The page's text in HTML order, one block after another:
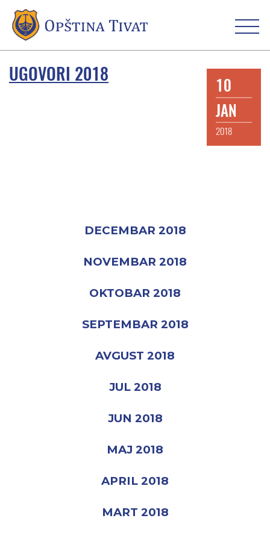
UGOVORI 2018
10
JAN
2018
DECEMBAR 2018
NOVEMBAR 2018
OKTOBAR 2018
SEPTEMBAR 2018
AVGUST 2018
JUL 2018
JUN 2018
MAJ 2018
APRIL 2018
MART 2018